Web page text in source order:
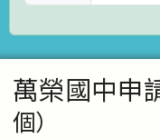
主內容區域
萬榮國中申
個）
頁尾區域